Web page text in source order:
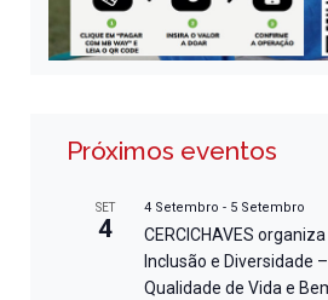
Próximos eventos
SET
4
4 Setembro - 5 Setembro
CERCICHAVES
Inclusão e Diversidade
Qualidade de Vida e